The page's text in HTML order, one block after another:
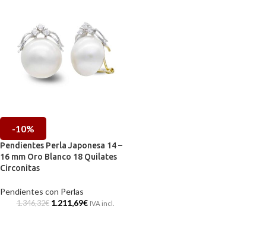
-10%
Pendientes Perla Japonesa 14 –
16 mm Oro Blanco 18 Quilates
Circonitas
Pendientes con Perlas
1.346,32€ 1.211,69€ IVA incl.